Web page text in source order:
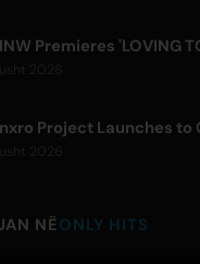
NËONLY HITS